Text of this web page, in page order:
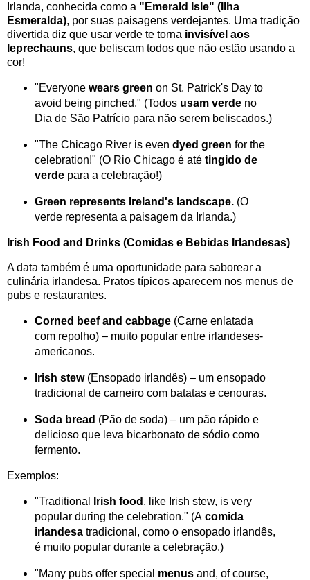
Irlanda, conhecida como a "Emerald Isle" (Ilha
Esmeralda), por suas paisagens verdejantes. Uma tradição
divertida diz que usar verde te torna invisível aos
leprechauns, que beliscam todos que não estão usando a
cor!
"Everyone wears green on St. Patrick's Day to
avoid being pinched." (Todos usam verdeno
Dia de São Patrício para não serem beliscados.)
"The Chicago River is even dyed green for the
celebration!" (O Rio Chicago é até tingido de
verdepara a celebração!)
Green represents Ireland's landscape.(O
verde representa a paisagem da Irlanda.)
Irish Food and Drinks (Comidas e Bebidas Irlandesas)
A data também é uma oportunidade para saborear a
culinária irlandesa. Pratos típicos aparecem nos menus de
pubs e restaurantes.
Corned beef and cabbage(Carne enlatada
com repolho) – muito popular entre irlandeses-
americanos.
Irish stew(Ensopado irlandês) – um ensopado
tradicional de carneiro com batatas e cenouras.
Soda bread (Pão de soda) – um pão rápido e
delicioso que leva bicarbonato de sódio como
fermento.
Exemplos:
"Traditional Irish food , like Irish stew, is very
popular during the celebration." (A comida
irlandesatradicional, como o ensopado irlandês,
é muito popular durante a celebração.)
"Many pubs offer special menusand, of course,